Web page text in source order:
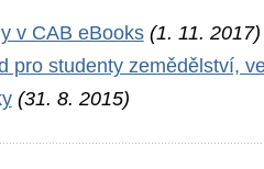
v CAB eBooks (1. 11. 2017)
pro studenty zemědělství,
(31. 8. 2015)